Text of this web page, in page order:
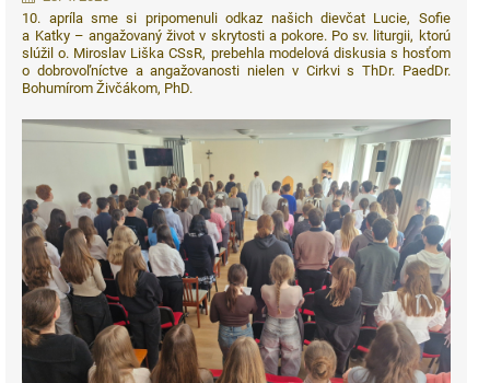
10. apríla sme si pripomenuli odkaz našich dievčat Lucie, Sofie
a Katky – angažovaný život v skrytosti a pokore. Po sv. liturgii, ktorú
slúžil o. Miroslav Liška CSsR, prebehla modelová diskusia s hosťom
o dobrovoľníctve a angažovanosti nielen v Cirkvi s ThDr. PaedDr.
Bohumírom Živčákom, PhD.